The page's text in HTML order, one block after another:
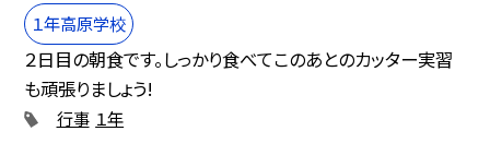
１年高原学校
２日目の朝食です。しっかり食べてこのあとのカッター実習
も頑張りましょう!
行事 １年